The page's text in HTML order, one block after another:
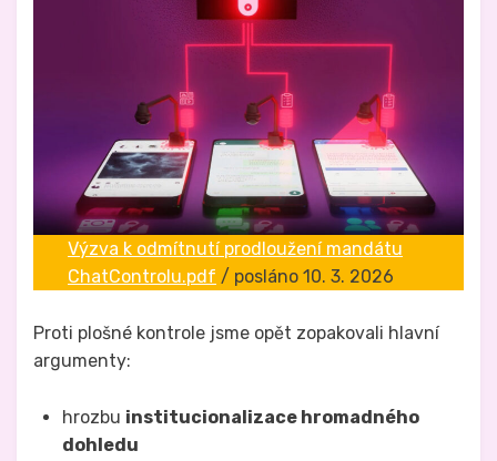
Výzva k odmítnutí prodloužení mandátu
ChatControlu.pdf / posláno 10. 3. 2026
Proti plošné kontrole jsme opět zopakovali hlavní
argumenty:
hrozbu institucionalizace hromadného
dohledu